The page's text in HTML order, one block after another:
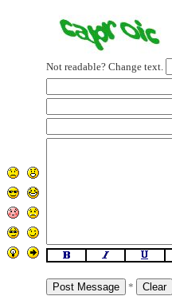
Not readable? Change text.
*